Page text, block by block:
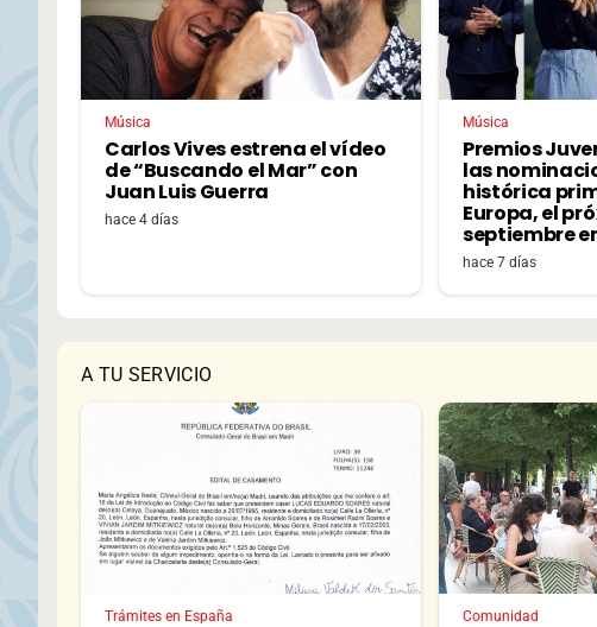
Música
Carlos Vives estrena el vídeo
de “Buscando el Mar” con
Juan Luis Guerra
hace 4 días
Música
Premios
las
histórica
Europa, el
septiembre
hace 7 días
A TU SERVICIO
Trámites en España Comunidad